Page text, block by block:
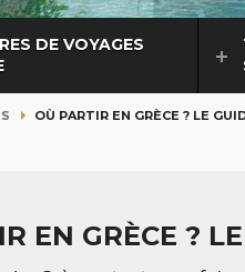
DE VOYAGES
OÙ PARTIR EN GRÈCE ? LE
EN GRÈCE ?